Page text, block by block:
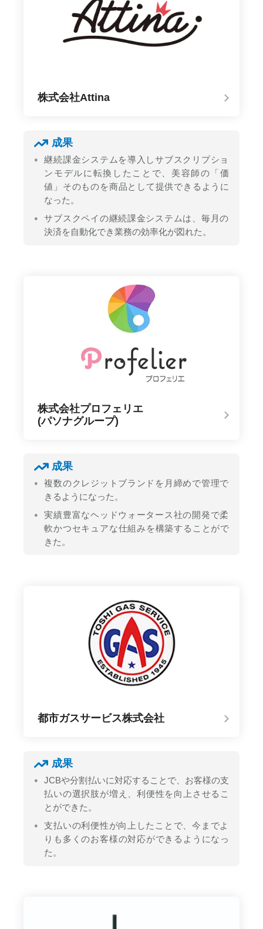
株式会社Attina
成果
継続課金システムを導入しサブスクリプショ
ンモデルに転換したことで、美容師の「価
値」そのものを商品として提供できるように
なった。
サブスクペイの継続課金システムは、毎月の
決済を自動化でき業務の効率化が図れた。
株式会社プロフェリエ
(パソナグループ)
成果
複数のクレジットブランドを月締めで管理で
きるようになった。
実績豊富なヘッドウォータース社の開発で柔
軟かつセキュアな仕組みを構築することがで
きた。
都市ガスサービス株式会社
成果
JCBや分割払いに対応することで、お客様の支
払いの選択肢が増え、利便性を向上させるこ
とができた。
支払いの利便性が向上したことで、今までよ
りも多くのお客様の対応ができるようになっ
た。